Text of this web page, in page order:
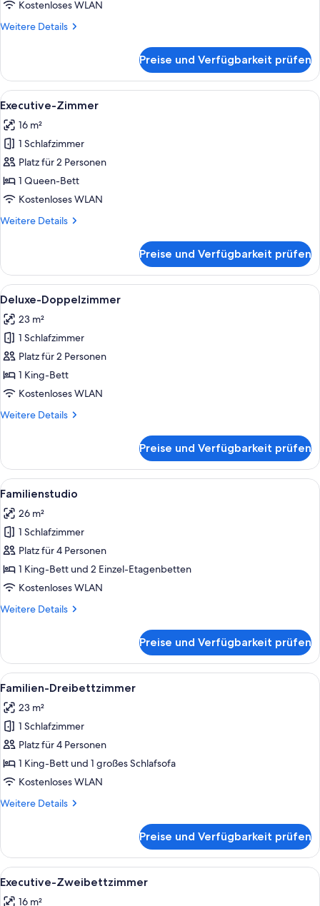
Kostenloses WLAN
Weitere Details
Weitere
Studio
Preise und Verfügbarkeit prüfen
Alle
Fotos
für
Executive-
Zimmer
anzeigen
Ein Kleiderständer mit drei T-Shirts,
14
Executive-Zimmer
16 m²
1 Schlafzimmer
Platz für 2 Personen
1 Queen-Bett
Kostenloses WLAN
Weitere Details
Weitere
Zimmer
Preise und Verfügbarkeit prüfen
Alle
Fotos
für
Deluxe-
Doppelzimmer
anzeigen
Ein Tisch mit einer Tasse Kaffee,
12
Deluxe-Doppelzimmer
23 m²
1 Schlafzimmer
Platz für 2 Personen
1 King-Bett
Kostenloses WLAN
Weitere Details
Weitere
Doppelzimmer
Preise und Verfügbarkeit prüfen
Alle
Fotos
für
Familienstudio
anzeigen
Ein Hotelzimmer mit Bett,
15
Familienstudio
26 m²
1 Schlafzimmer
Platz für 4 Personen
1 King-Bett und 2 Einzel-Etagenbetten
Kostenloses WLAN
Weitere Details
Weitere
Preise und Verfügbarkeit prüfen
Alle
Fotos
für
Familien-
Dreibettzimmer
anzeigen
Eine Kaffeetasse auf einem
12
Familien-Dreibettzimmer
23 m²
1 Schlafzimmer
Platz für 4 Personen
1 King-Bett und 1 großes Schlafsofa
Kostenloses WLAN
Weitere Details
Weitere
Dreibettzimmer
Preise und Verfügbarkeit prüfen
Alle
Fotos
Eine Kaffeetasse auf einem
13
Executive-Zweibettzimmer
16 m²